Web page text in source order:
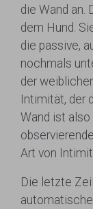
die Wand an.
dem Hund.
die passive,
nochmals
der
Intimität, der
Wand ist also
Art von
Die letzte